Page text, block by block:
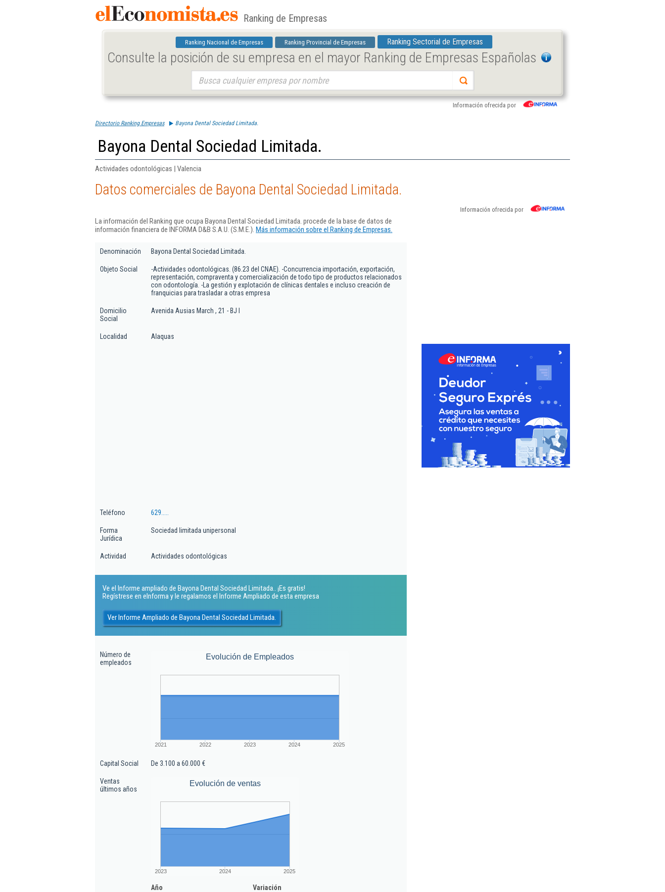
Ranking de Empresas
Ranking Nacional de Empresas Ranking Provincial de Empresas Ranking Sectorial de Empresas
Consulte la posición de su empresa en el mayor Ranking de Empresas Españolas
Información ofrecida por
Directorio Ranking Empresas Bayona Dental Sociedad Limitada.
Bayona Dental Sociedad Limitada.
Actividades odontológicas | Valencia
Datos comerciales de Bayona Dental Sociedad Limitada.
Información ofrecida por
La información del Ranking que ocupa Bayona Dental Sociedad Limitada. procede de la base de datos de
información financiera de INFORMA D&B S.A.U. (S.M.E.). Más información sobre el Ranking de Empresas.
Denominación Bayona Dental Sociedad Limitada.
Objeto Social
-Actividades odontológicas. (86.23 del CNAE). -Concurrencia importación, exportación,
representación, compraventa y comercialización de todo tipo de productos relacionados
con odontología. -La gestión y explotación de clínicas dentales e incluso creación de
franquicias para trasladar a otras empresa
Domicilio
Social
Avenida Ausias March , 21 - BJ I
Localidad Alaquas
Teléfono 629.....
Forma
Jurídica
Sociedad limitada unipersonal
Actividad Actividades odontológicas
Ve el Informe ampliado de Bayona Dental Sociedad Limitada.. ¡Es gratis!
Regístrese en eInforma y le regalamos el Informe Ampliado de esta empresa
Ver Informe Ampliado de Bayona Dental Sociedad Limitada.
Número de
empleados
Evolución de Empleados
2021 2022 2023 2024 2025
Capital Social De 3.100 a 60.000 €
Ventas
últimos años
Evolución de ventas
2023 2024 2025
Año
Variación